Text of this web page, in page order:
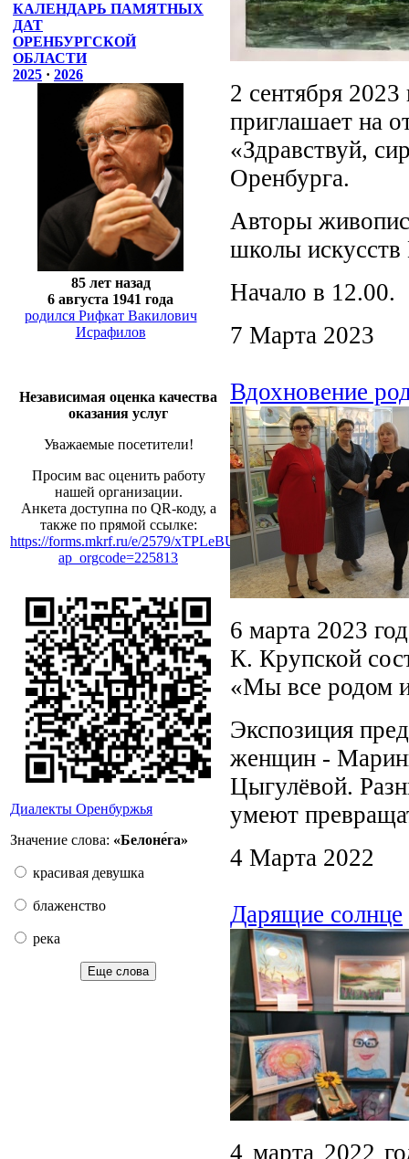
КАЛЕНДАРЬ ПАМЯТНЫХ
ДАТ
ОРЕНБУРГСКОЙ
ОБЛАСТИ
2025 · 2026
85 лет назад
6 августа 1941 года
родился Рифкат Вакилович
Исрафилов
Независимая оценка качества
оказания услуг
Уважаемые посетители!
Просим вас оценить работу
нашей организации.
Анкета доступна по QR-коду, а
также по прямой ссылке:
https://forms.mkrf.ru/e/2579/xTPLeBU7/?
ap_orgcode=225813
Диалекты Оренбуржья
Значение слова: «Белоне́га»
красивая девушка
блаженство
река
Еще слова
2 сентября
приглашает на
«Здравствуй,
Оренбурга.
Авторы
школы
Начало в 12.00.
7 Марта 2023
Вдохновение
6 марта 2023
К. Крупской
«Мы все родом
Экспозиция
женщин -
Цыгулёвой.
умеют
4 Марта 2022
Дарящие солнце
4 марта 2022